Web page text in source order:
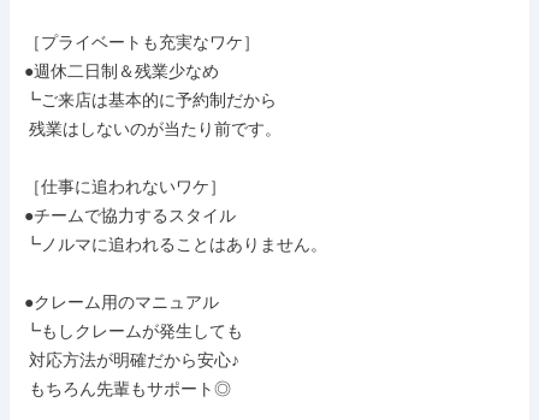
［プライベートも充実なワケ］
●週休二日制＆残業少なめ
┗ご来店は基本的に予約制だから
［仕事に追われないワケ］
●チームで協力するスタイル
┗ノルマに追われることはありません。
●クレーム用のマニュアル
┗もしクレームが発生しても